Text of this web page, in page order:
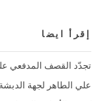
إقرأ ايضا
تجدّد القصف المدفعي
علي الطاهر لجهة